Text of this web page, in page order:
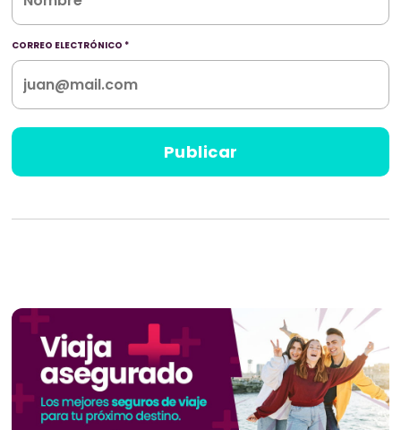
CORREO ELECTRÓNICO *